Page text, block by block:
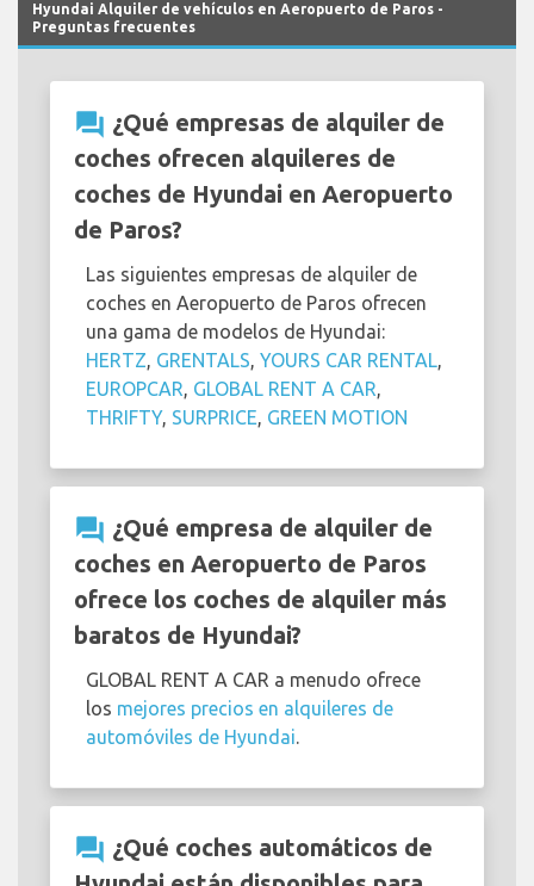
Hyundai Alquiler de vehículos en Aeropuerto de Paros -
Preguntas frecuentes
question_answer ¿Qué empresas de alquiler de
coches ofrecen alquileres de
coches de Hyundai en Aeropuerto
de Paros?
Las siguientes empresas de alquiler de
coches en Aeropuerto de Paros ofrecen
una gama de modelos de Hyundai:
HERTZ, GRENTALS, YOURS CAR RENTAL,
EUROPCAR, GLOBAL RENT A CAR,
THRIFTY, SURPRICE, GREEN MOTION
question_answer ¿Qué empresa de alquiler de
coches en Aeropuerto de Paros
ofrece los coches de alquiler más
baratos de Hyundai?
GLOBAL RENT A CAR a menudo ofrece
los mejores precios en alquileres de
automóviles de Hyundai.
question_answer ¿Qué coches automáticos de